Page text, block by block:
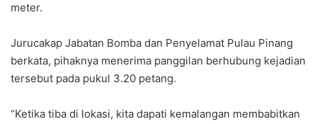
meter.
Jurucakap Jabatan Bomba dan Penyelamat Pulau Pinang
berkata, pihaknya menerima panggilan berhubung kejadian
tersebut pada pukul 3.20 petang.
“Ketika tiba di lokasi, kita dapati kemalangan membabitkan